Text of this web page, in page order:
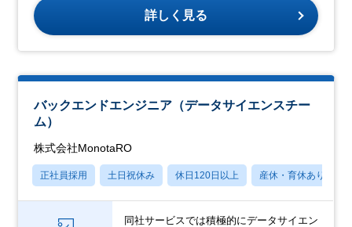
詳しく見る
バックエンドエンジニア（データサイエンスチー
ム）
株式会社MonotaRO
正社員採用 土日祝休み 休日120日以上 産休・育休あり
同社サービスでは積極的にデータサイエン